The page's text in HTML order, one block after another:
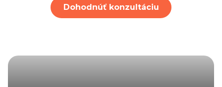
Dohodnúť konzultáciu